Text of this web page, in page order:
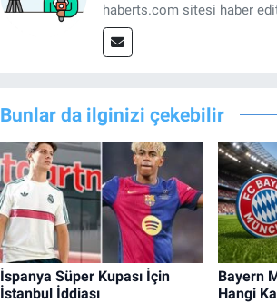
haberts.com sitesi haber
Bunlar da ilginizi çekebilir
İspanya Süper Kupası İçin
İstanbul İddiası
Bayern
Hangi